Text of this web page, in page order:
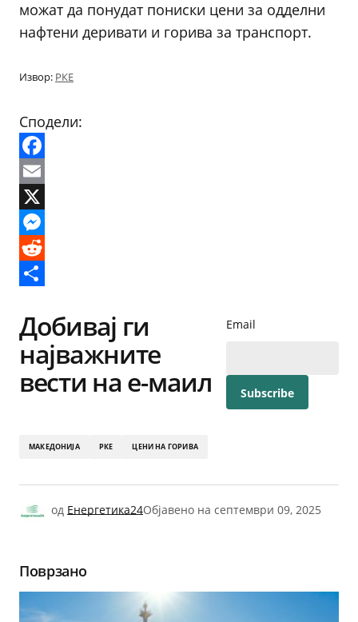
можат да понудат пониски цени за одделни
нафтени деривати и горива за транспорт.
Извор: РКЕ
Сподели:
Facebook
Email
X
Messenger
Reddit
Добивај ги
најважните
вести на е-маил
Email
МАКЕДОНИЈА РКЕ ЦЕНИ НА ГОРИВА
од Енергетика24Објавено на септември 09, 2025
Поврзано